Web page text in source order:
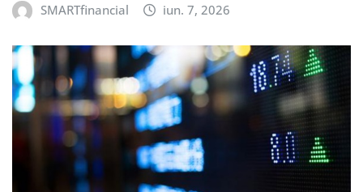
SMARTfinancial iun. 7, 2026